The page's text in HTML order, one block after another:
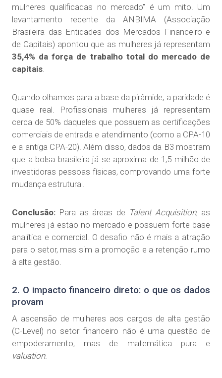
mulheres qualificadas no mercado” é um mito. Um
levantamento recente da ANBIMA (Associação
Brasileira das Entidades dos Mercados Financeiro e
de Capitais) apontou que as mulheres já representam
35,4% da força de trabalho total do mercado de
capitais
Quando olhamos para a base da pirâmide, a paridade é
quase real. Profissionais mulheres já representam
cerca de 50% daqueles que possuem as certificações
comerciais de entrada e atendimento (como a CPA-10
e a antiga CPA-20). Além disso, dados da B3 mostram
que a bolsa brasileira já se aproxima de 1,5 milhão de
investidoras pessoas físicas, comprovando uma forte
mudança estrutural.
Conclusão: Para as áreas de Talent Acquisition, as
mulheres já estão no mercado e possuem forte base
analítica e comercial. O desafio não é mais a atração
para o setor, mas sim a promoção e a retenção rumo
à alta gestão.
2. O impacto financeiro direto: o que os dados
provam
A ascensão de mulheres aos cargos de alta gestão
(C-Level) no setor financeiro não é uma questão de
empoderamento, mas de matemática pura e
valuation.